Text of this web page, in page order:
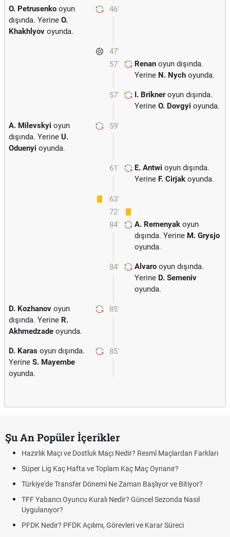
46'
O. Petrusenko oyun
dışında. Yerine O.
Khakhlyov oyunda.
47'
57'
Renan oyun dışında.
Yerine N. Nych oyunda.
57' I. Brikneroyun dışında.
Yerine O. Dovgyi oyunda.
59'
A. Milevskyi oyun
dışında. Yerine U.
Oduenyi oyunda.
61' E. Antwi oyun dışında.
Yerine F. Cirjak oyunda.
63'
72'
84'
A. Remenyak oyun
dışında. Yerine M. Grysjo
oyunda.
84' Alvaro oyun dışında.
Yerine D. Semeniv
oyunda.
85'
D. Kozhanov oyun
dışında. Yerine R.
Akhmedzade oyunda.
85'
D. Karas oyun dışında.
Yerine S. Mayembe
oyunda.
Şu An Popüler İçerikler
Hazırlık Maçı ve Dostluk Maçı Nedir? Resmî Maçlardan Farkları
Süper Lig Kaç Hafta ve Toplam Kaç Maç Oynanır?
Türkiye'de Transfer Dönemi Ne Zaman Başlıyor ve Bitiyor?
TFF Yabancı Oyuncu Kuralı Nedir? Güncel Sezonda Nasıl
Uygulanıyor?
PFDK Nedir? PFDK Açılımı, Görevleri ve Karar Süreci